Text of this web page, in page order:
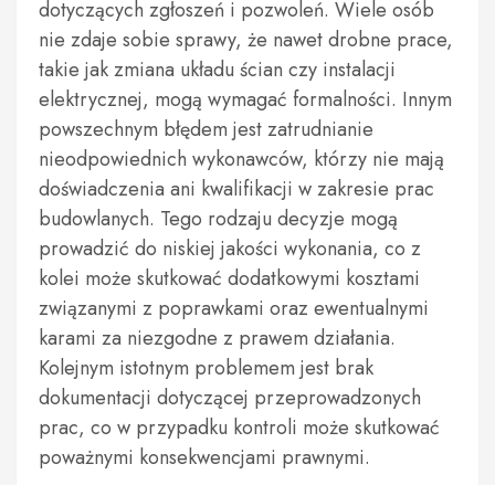
dotyczących zgłoszeń i pozwoleń. Wiele osób
nie zdaje sobie sprawy, że nawet drobne prace,
takie jak zmiana układu ścian czy instalacji
elektrycznej, mogą wymagać formalności. Innym
powszechnym błędem jest zatrudnianie
nieodpowiednich wykonawców, którzy nie mają
doświadczenia ani kwalifikacji w zakresie prac
budowlanych. Tego rodzaju decyzje mogą
prowadzić do niskiej jakości wykonania, co z
kolei może skutkować dodatkowymi kosztami
związanymi z poprawkami oraz ewentualnymi
karami za niezgodne z prawem działania.
Kolejnym istotnym problemem jest brak
dokumentacji dotyczącej przeprowadzonych
prac, co w przypadku kontroli może skutkować
poważnymi konsekwencjami prawnymi.